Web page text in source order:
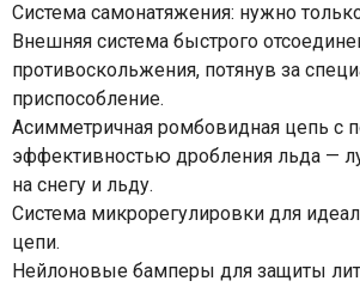
Система самонатяжения: нужно
Внешняя система быстрого
противоскольжения, потянув за
приспособление.
Асимметричная ромбовидная цепь с
эффективностью дробления льда —
на снегу и льду.
Система микрорегулировки для
цепи.
Нейлоновые бамперы для защиты